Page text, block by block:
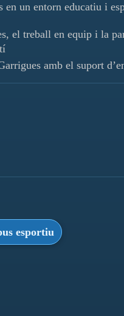
en un entorn educatiu i
el treball en equip i la
amb el suport
esportiu